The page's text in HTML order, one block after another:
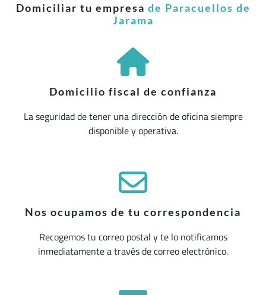
Domiciliar tu empresa de Paracuellos de
Jarama
Domicilio fiscal de confianza
La seguridad de tener una dirección de oficina siempre
disponible y operativa.
Nos ocupamos de tu correspondencia
Recogemos tu correo postal y te lo notificamos
inmediatamente a través de correo electrónico.